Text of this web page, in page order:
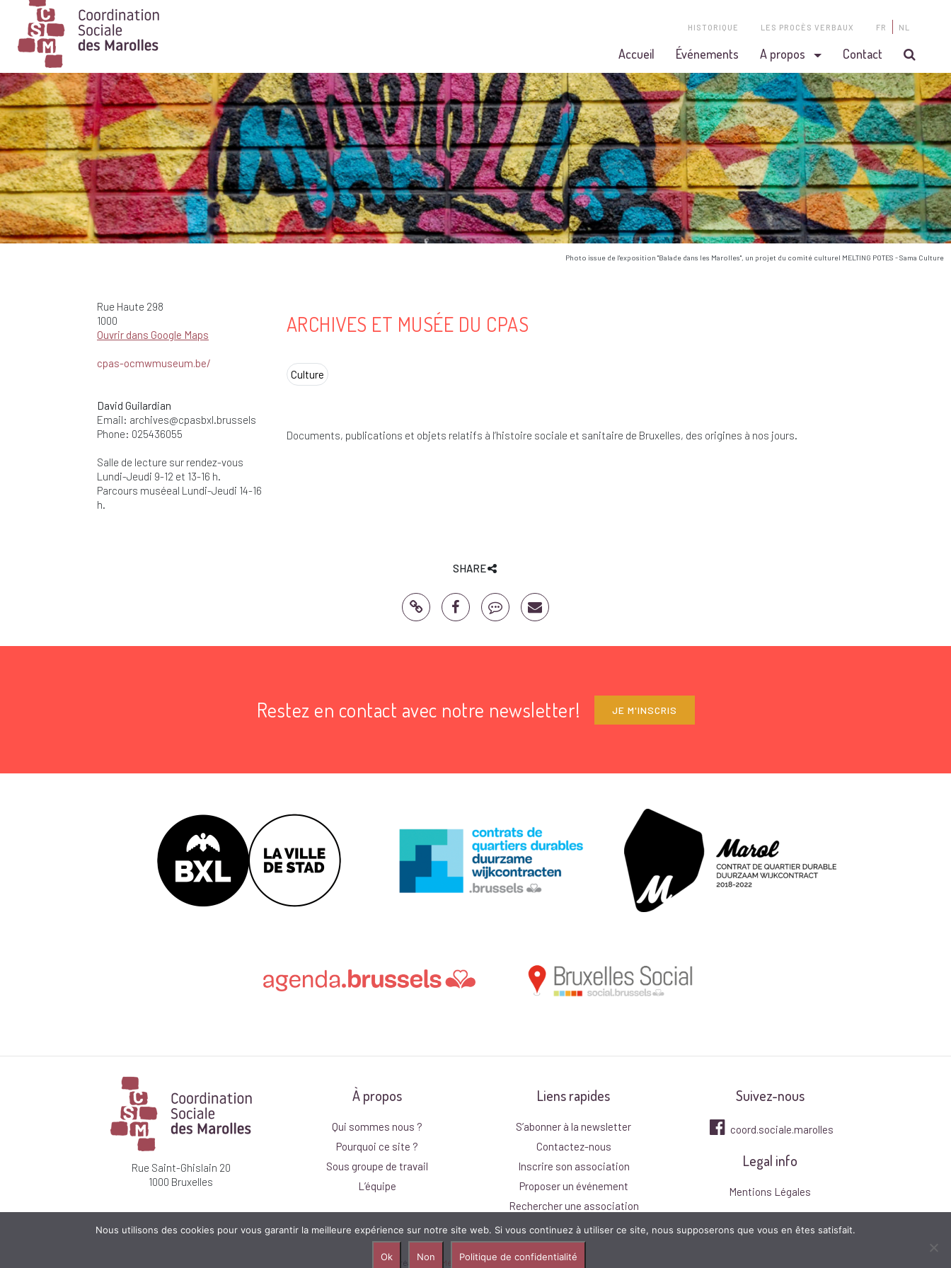
Main Navigation
HISTORIQUE LES PROCÈS VERBAUX FR NL
Accueil Événements A propos Contact
Photo issue de l'exposition "Balade dans les Marolles", un projet du comité culturel MELTING POTES - Sama Culture
Rue Haute 298
1000
Ouvrir dans Google Maps
cpas-ocmwmuseum.be/
David Guilardian
Email: archives@cpasbxl.brussels
Phone: 025436055
Salle de lecture sur rendez-vous
Lundi-Jeudi 9-12 et 13-16 h.
Parcours muséeal Lundi-Jeudi 14-16
h.
ARCHIVES ET MUSÉE DU CPAS
Culture
Documents, publications et objets relatifs à l’histoire sociale et sanitaire de Bruxelles, des origines à nos jours.
SHARE
Restez en contact avec notre newsletter! JE M'INSCRIS
Rue Saint-Ghislain 20
1000 Bruxelles
À propos
Qui sommes nous ?
Pourquoi ce site ?
Sous groupe de travail
L’équipe
Liens rapides
S’abonner à la newsletter
Contactez-nous
Inscrire son association
Proposer un événement
Rechercher une association
Suivez-nous
coord.sociale.marolles
Legal info
Mentions Légales
Site réalisé par Média Animation2021| Connexion
Nous utilisons des cookies pour vous garantir la meilleure expérience sur notre site web. Si vous continuez à utiliser ce site, nous supposerons que vous en êtes satisfait.
Ok Non Politique de confidentialité